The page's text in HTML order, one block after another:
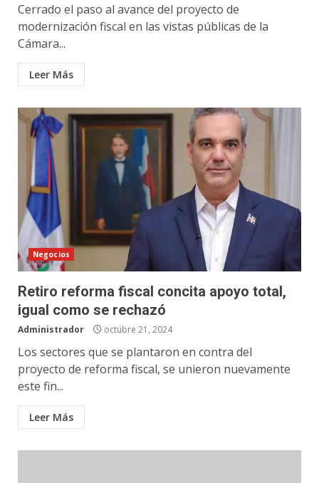
Cerrado el paso al avance del proyecto de
modernización fiscal en las vistas públicas de la
Cámara...
Leer Más
Negocios
Retiro reforma fiscal concita apoyo total,
igual como se rechazó
Administrador octubre 21, 2024
Los sectores que se plantaron en contra del
proyecto de reforma fiscal, se unieron nuevamente
este fin...
Leer Más